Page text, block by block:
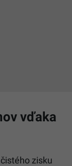
vďaka
zisku